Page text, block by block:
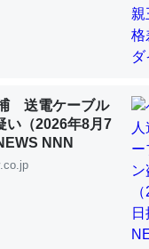
カルシウムを大量に使
な…。腹足類だと殻を無
てるし。
表】昆虫学の大問題＝「昆虫
送電ケーブル
い（2026年8月7
NNN